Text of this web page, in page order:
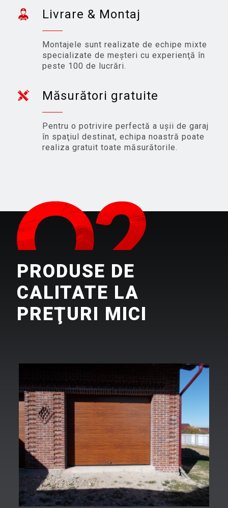
Livrare & Montaj
Montajele sunt realizate de echipe mixte
specializate de meşteri cu experienţă în
peste 100 de lucrări.
Măsurători gratuite
Pentru o potrivire perfectă a uşii de garaj
în spaţiul destinat, echipa noastră poate
realiza gratuit toate măsurătorile.
PRODUSE DE
CALITATE LA
PREŢURI MICI